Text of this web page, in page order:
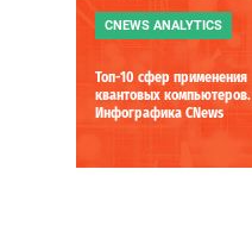
CNEWS ANALYTICS
Топ-10 сфер применения
квантовых компьютеров.
Инфографика CNews